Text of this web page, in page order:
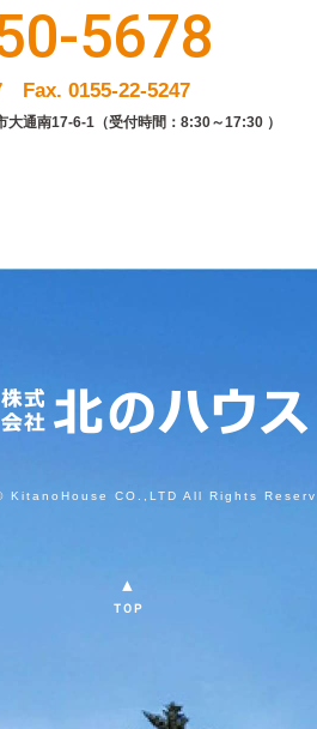
5678
Fax. 0155-22-5247
大通南17-6-1 （受付時間：8:30～17:30 ）
KitanoHouse CO.,LTD All Rights